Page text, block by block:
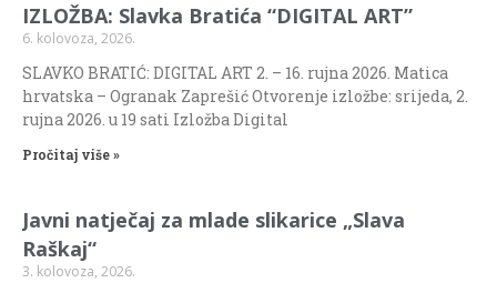
IZLOŽBA: Slavka Bratića “DIGITAL ART”
6. kolovoza, 2026.
SLAVKO BRATIĆ: DIGITAL ART 2. – 16. rujna 2026. Matica
hrvatska – Ogranak Zaprešić Otvorenje izložbe: srijeda, 2.
rujna 2026. u 19 sati Izložba Digital
Pročitaj više »
Javni natječaj za mlade slikarice „Slava
Raškaj“
3. kolovoza, 2026.